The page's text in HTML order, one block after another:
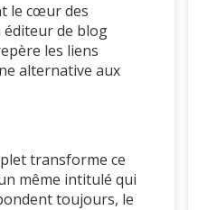
le cœur des
éditeur de blog
les liens
alternative aux
transforme ce
même intitulé qui
toujours, le